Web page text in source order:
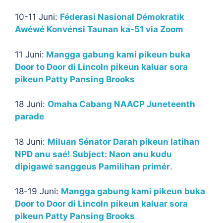
10-11 Juni: Féderasi Nasional Démokratik
Awéwé Konvénsi Taunan ka-51 via Zoom
11 Juni: Mangga gabung kami pikeun buka
Door to Door di Lincoln pikeun kaluar sora
pikeun Patty Pansing Brooks
18 Juni: Omaha Cabang NAACP Juneteenth
parade
18 Juni: Miluan Sénator Darah pikeun latihan
NPD anu saé! Subject: Naon anu kudu
dipigawé sanggeus Pamilihan primér.
18-19 Juni: Mangga gabung kami pikeun buka
Door to Door di Lincoln pikeun kaluar sora
pikeun Patty Pansing Brooks